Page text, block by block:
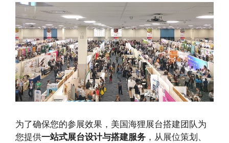
为了确保您的参展效果，美国海狸展台搭建团队为
您提供一站式展台设计与搭建服务 ，从展位策划、